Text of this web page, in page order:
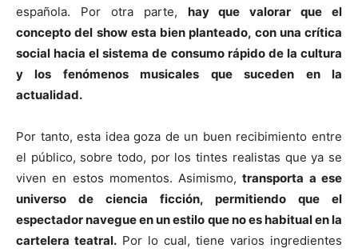
española. Por otra parte, hay que valorar que el
concepto del show esta bien planteado, con una crítica
social hacia el sistema de consumo rápido de la cultura
y los fenómenos musicales que suceden en la
actualidad.
Por tanto, esta idea goza de un buen recibimiento entre
el público, sobre todo, por los tintes realistas que ya se
viven en estos momentos. Asimismo,transporta a ese
universo de ciencia ficción, permitiendo que el
espectador navegue en un estilo que no es habitual en la
cartelera teatral. Por lo cual, tiene varios ingredientes